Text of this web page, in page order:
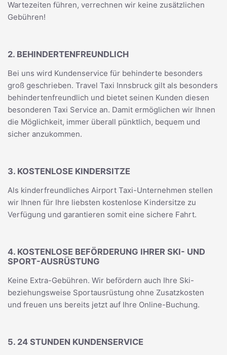
Wartezeiten führen, verrechnen wir keine zusätzlichen
Gebühren!
2. BEHINDERTENFREUNDLICH
Bei uns wird Kundenservice für behinderte besonders
groß geschrieben. Travel Taxi Innsbruck gilt als besonders
behindertenfreundlich und bietet seinen Kunden diesen
besonderen Taxi Service an. Damit ermöglichen wir Ihnen
die Möglichkeit, immer überall pünktlich, bequem und
sicher anzukommen.
3. KOSTENLOSE KINDERSITZE
Als kinderfreundliches Airport Taxi-Unternehmen stellen
wir Ihnen für Ihre liebsten kostenlose Kindersitze zu
Verfügung und garantieren somit eine sichere Fahrt.
4. KOSTENLOSE BEFÖRDERUNG IHRER SKI- UND
SPORT-AUSRÜSTUNG
Keine Extra-Gebühren. Wir befördern auch Ihre Ski-
beziehungsweise Sportausrüstung ohne Zusatzkosten
und freuen uns bereits jetzt auf Ihre Online-Buchung.
5. 24 STUNDEN KUNDENSERVICE